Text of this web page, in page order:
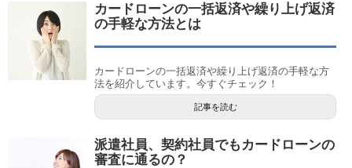
カードローンの一括返済や繰り上げ返済
の手軽な方法とは
カードローンの一括返済や繰り上げ返済の手軽な方
法を紹介しています。今すぐチェック！
記事を読む
派遣社員、契約社員でもカードローンの
審査に通るの？